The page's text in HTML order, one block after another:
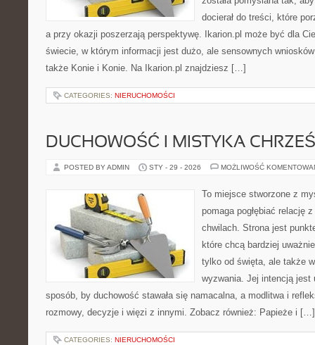
docierał do treści, które
a przy okazji poszerzają perspektywę. Ikarion.pl może być dla
świecie, w którym informacji jest dużo, ale sensownych
także Konie i Konie. Na Ikarion.pl znajdziesz […]
CATEGORIES: NIERUCHOMOŚCI
DUCHOWOŚĆ I MISTYKA
POSTED BY ADMIN STY - 29 - 2026 MOŻLIWOŚĆ
To miejsce stworzone z
pomaga pogłębiać relację
chwilach. Strona jest
które chcą bardziej
tylko od święta, ale także
wyzwania. Jej intencją jest
sposób, by duchowość stawała się namacalna, a modlitwa i
rozmowy, decyzje i więzi z innymi. Zobacz również: Papieże i […]
CATEGORIES: NIERUCHOMOŚCI